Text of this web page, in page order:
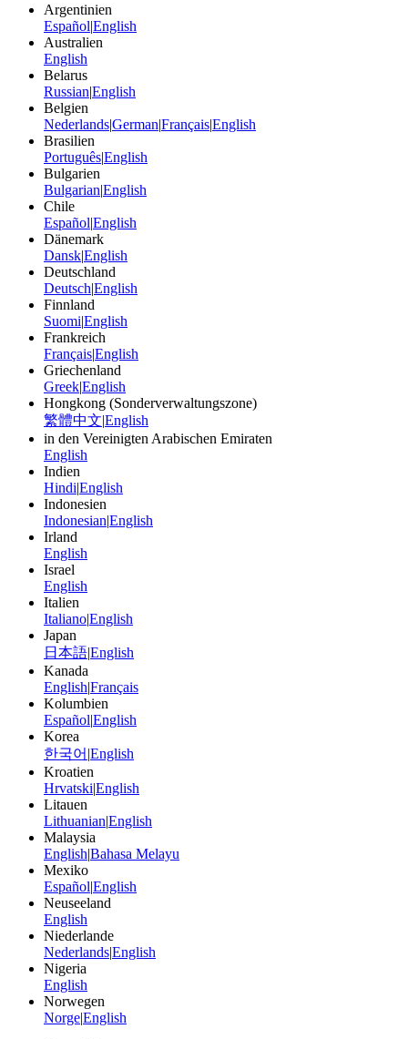
Argentinien
Español|English
Australien
English
Belarus
Russian|English
Belgien
Nederlands|German|Français|English
Brasilien
Português|English
Bulgarien
Bulgarian|English
Chile
Español|English
Dänemark
Dansk|English
Deutschland
Deutsch|English
Finnland
Suomi|English
Frankreich
Français|English
Griechenland
Greek|English
Hongkong (Sonderverwaltungszone)
繁體中文|English
in den Vereinigten Arabischen Emiraten
English
Indien
Hindi|English
Indonesien
Indonesian|English
Irland
English
Israel
English
Italien
Italiano|English
Japan
日本語|English
Kanada
English|Français
Kolumbien
Español|English
Korea
한국어 |English
Kroatien
Hrvatski|English
Litauen
Lithuanian|English
Malaysia
English|Bahasa Melayu
Mexiko
Español|English
Neuseeland
English
Niederlande
Nederlands|English
Nigeria
English
Norwegen
Norge|English